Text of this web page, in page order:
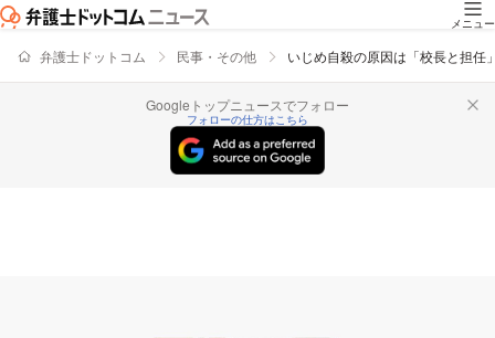
メニュー
弁護士ドットコム 民事・その他 いじめ自殺の原因は「校長と担
Googleトップニュースでフォロー
フォローの仕方はこちら